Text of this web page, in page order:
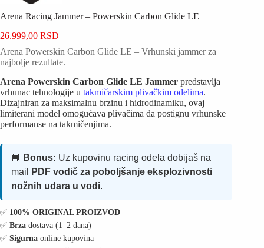
Arena Racing Jammer – Powerskin Carbon Glide LE
26.999,00 RSD
Arena Powerskin Carbon Glide LE – Vrhunski jammer za
najbolje rezultate.
Arena Powerskin Carbon Glide LE Jammer predstavlja
vrhunac tehnologije u takmičarskim plivačkim odelima.
Dizajniran za maksimalnu brzinu i hidrodinamiku, ovaj
limiterani model omogućava plivačima da postignu vrhunske
performanse na takmičenjima.
📘 Bonus: Uz kupovinu racing odela dobijaš na
mail
PDF vodič za poboljšanje eksplozivnosti
nožnih udara u vodi.
✅️ 100% ORIGINAL PROIZVOD
✅️ Brza dostava (1–2 dana)
✅️ Sigurna online kupovina